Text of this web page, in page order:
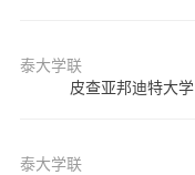
泰大学联
皮查亚邦迪特大学
泰大学联